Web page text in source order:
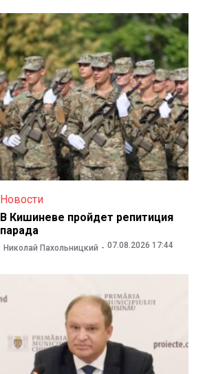
Новости
В Кишиневе пройдет репитиция
парада
Николай Пахольницкий 07.08.2026 17:44